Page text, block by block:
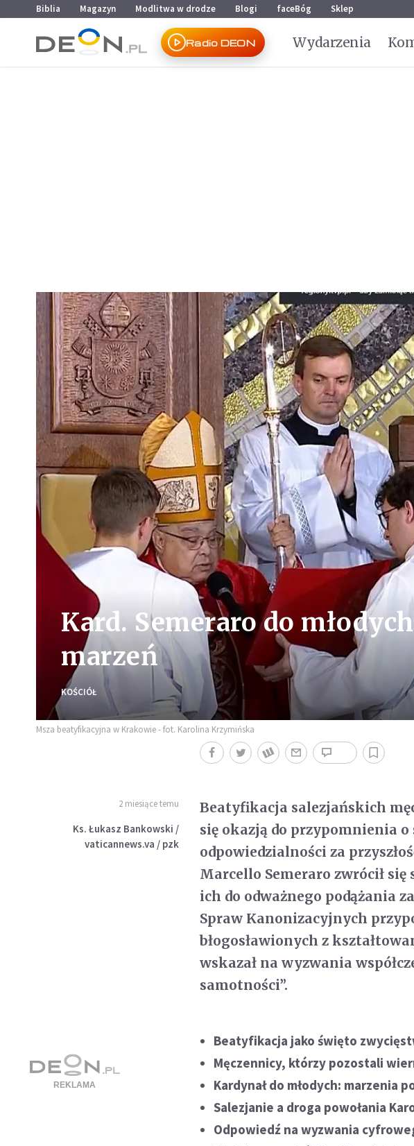
Przejdź do menu głównego
Przejdź do treści
Biblia Magazyn Modlitwa w drodze Blogi faceBóg Sklep
Radio DEON Wydarzenia
Kard. Semeraro do
marzeń
KOŚCIÓŁ
Msza beatyfikacyjna w Krakowie - fot. Karolina Krzymińska
2 miesiące temu
Ks. Łukasz Bankowski /
vaticannews.va / pzk
Beatyfikacja salezjańskich
się okazją do przypomnienia
odpowiedzialności za
Marcello Semeraro zwrócił się
ich do odważnego podążania
Spraw Kanonizacyjnych
błogosławionych z
wskazał na wyzwania
samotności”.
Beatyfikacja jako święto
Męczennicy, którzy pozostali
Kardynał do młodych: marzenia
Salezjanie a droga powołania
Odpowiedź na wyzwania